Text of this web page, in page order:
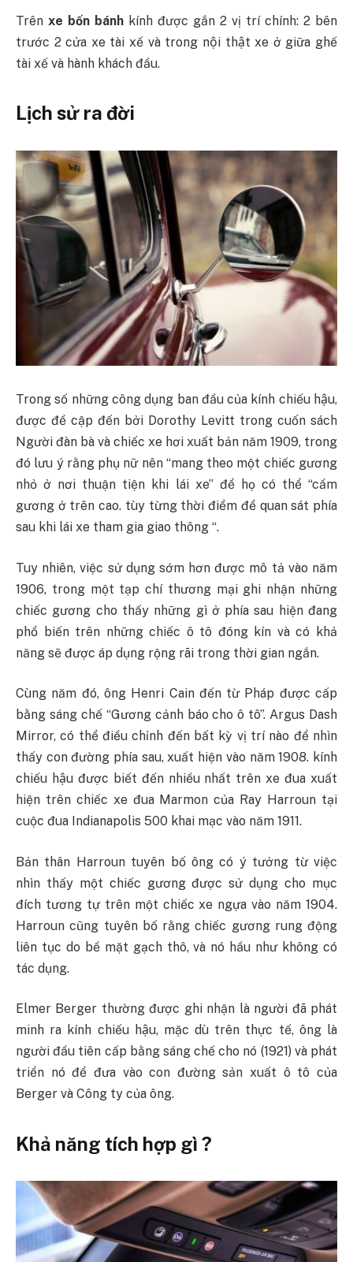
Trên xe bốn bánh kính được gắn 2 vị trí chính: 2 bên
trước 2 cửa xe tài xế và trong nội thật xe ở giữa ghế
tài xế và hành khách đầu.
Lịch sử ra đời
Trong số những công dụng ban đầu của kính chiếu hậu,
được đề cập đến bởi Dorothy Levitt trong cuốn sách
Người đàn bà và chiếc xe hơi xuất bản năm 1909, trong
đó lưu ý rằng phụ nữ nên “mang theo một chiếc gương
nhỏ ở nơi thuận tiện khi lái xe” để họ có thể “cầm
gương ở trên cao. tùy từng thời điểm để quan sát phía
sau khi lái xe tham gia giao thông “.
Tuy nhiên, việc sử dụng sớm hơn được mô tả vào năm
1906, trong một tạp chí thương mại ghi nhận những
chiếc gương cho thấy những gì ở phía sau hiện đang
phổ biến trên những chiếc ô tô đóng kín và có khả
năng sẽ được áp dụng rộng rãi trong thời gian ngắn.
Cùng năm đó, ông Henri Cain đến từ Pháp được cấp
bằng sáng chế “Gương cảnh báo cho ô tô”. Argus Dash
Mirror, có thể điều chỉnh đến bất kỳ vị trí nào để nhìn
thấy con đường phía sau, xuất hiện vào năm 1908. kính
chiếu hậu được biết đến nhiều nhất trên xe đua xuất
hiện trên chiếc xe đua Marmon của Ray Harroun tại
cuộc đua Indianapolis 500 khai mạc vào năm 1911.
Bản thân Harroun tuyên bố ông có ý tưởng từ việc
nhìn thấy một chiếc gương được sử dụng cho mục
đích tương tự trên một chiếc xe ngựa vào năm 1904.
Harroun cũng tuyên bố rằng chiếc gương rung động
liên tục do bề mặt gạch thô, và nó hầu như không có
tác dụng.
Elmer Berger thường được ghi nhận là người đã phát
minh ra kính chiếu hậu, mặc dù trên thực tế, ông là
người đầu tiên cấp bằng sáng chế cho nó (1921) và phát
triển nó để đưa vào con đường sản xuất ô tô của
Berger và Công ty của ông.
Khả năng tích hợp gì ?